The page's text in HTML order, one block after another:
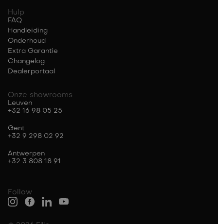
Follow
Hulp
FAQ
Handleiding
Onderhoud
Extra Garantie
Changelog
Dealerportaal
Onze showrooms
Leuven
+32 16 98 05 25
Gent
+32 9 298 02 92
Antwerpen
+32 3 808 18 91